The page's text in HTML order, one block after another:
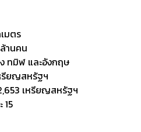
มตร
านคน
ทมิฬ และอังกฤษ
รียญสหรัฐฯ
เหรียญสหรัฐฯ
15